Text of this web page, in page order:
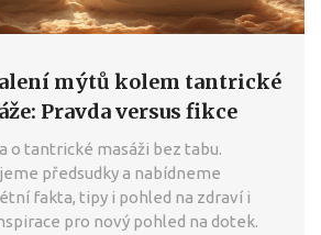
mýtů kolem tantrické
Pravda versus fikce
o tantrické masáži bez tabu.
předsudky a nabídneme
fakta, tipy i pohled na zdraví i
pro nový pohled na dotek.